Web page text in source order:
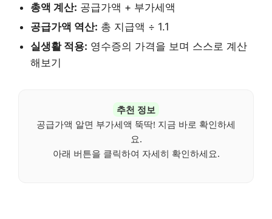
총액 계산: 공급가액 + 부가세액
공급가액 역산: 총 지급액 ÷ 1.1
실생활 적용: 영수증의 가격을 보며 스스로 계산
해보기
추천 정보
공급가액 알면 부가세액 뚝딱! 지금 바로 확인하세
요.
아래 버튼을 클릭하여 자세히 확인하세요.